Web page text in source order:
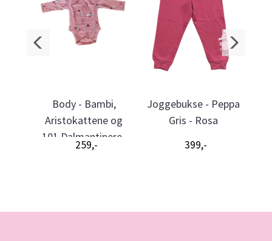
Body - Bambi,
Aristokattene og
101 Dalmantinere-
Rosa
259,-
Joggebukse - Peppa
Gris - Rosa
399,-